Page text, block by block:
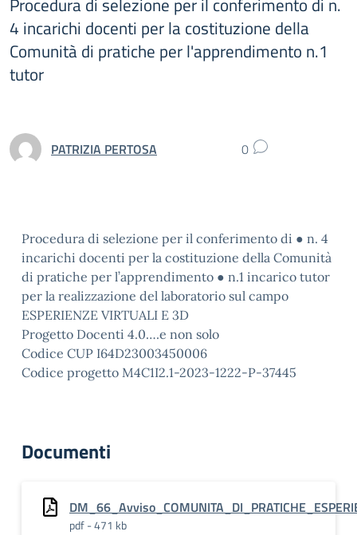
4 incarichi docenti per la costituzione della
Comunità di pratiche per l'apprendimento n.1
tutor
PATRIZIA PERTOSA 0
Procedura di selezione per il conferimento di ● n. 4
incarichi docenti per la costituzione della Comunità
di pratiche per l’apprendimento ● n.1 incarico tutor
per la realizzazione del laboratorio sul campo
ESPERIENZE VIRTUALI E 3D
Progetto Docenti 4.0….e non solo
Codice CUP I64D23003450006
Codice progetto M4C1I2.1-2023-1222-P-37445
Documenti
pdf - 471 kb